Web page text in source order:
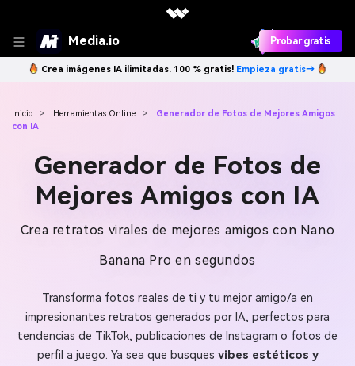
Media.io Probar gratis
Crea imágenes IA ilimitadas. 100 % gratis! Empieza gratis→
Inicio > Herramientas Online >
Generador de Fotos de Mejores Amigos
con IA
Generador de Fotos de
Mejores Amigos con IA
Crea retratos virales de mejores amigos con Nano
Banana Pro en segundos
Transforma fotos reales de ti y tu mejor amigo/a en
impresionantes retratos generados por IA, perfectos para
tendencias de TikTok, publicaciones de Instagram o fotos de
perfil a juego. Ya sea que busques vibes estéticos y